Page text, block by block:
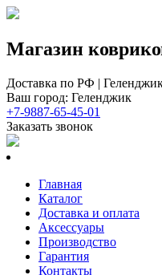
Магазин
Доставка по РФ |
Ваш город: Геленджик
+7-9887-65-45-01
Заказать звонок
Главная
Каталог
Доставка и оплата
Аксессуары
Производство
Гарантия
Контакты